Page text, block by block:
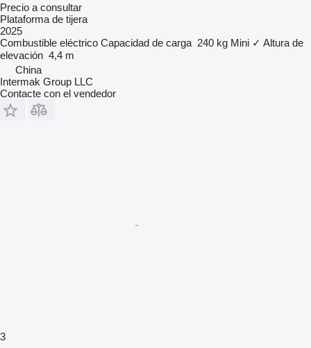
Precio a consultar
Plataforma de tijera
2025
Combustible eléctrico Capacidad de carga 240 kg Mini ✓ Altura de
elevación 4,4 m
China
Intermak Group LLC
Contacte con el vendedor
3